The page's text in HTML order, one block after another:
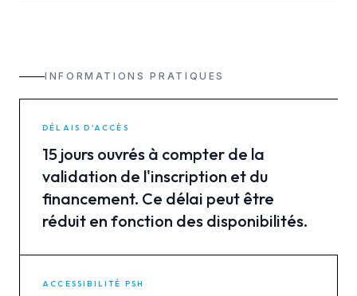
INFORMATIONS PRATIQUES
DÉLAIS D'ACCÈS
15 jours ouvrés à compter de la
validation de l'inscription et du
financement. Ce délai peut être
réduit en fonction des disponibilités.
ACCESSIBILITÉ PSH